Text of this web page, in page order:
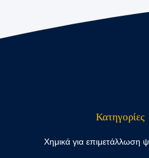
Κατηγορίες
Χημικά για επιμετάλλωση